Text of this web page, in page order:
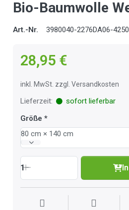
Bio-Baumwolle
Art.-Nr. 3980040-2276DA06-
28,95 €
inkl. MwSt. zzgl. Versandkosten
Lieferzeit:
sofort lieferbar
Größe
80 cm × 140 cm
1